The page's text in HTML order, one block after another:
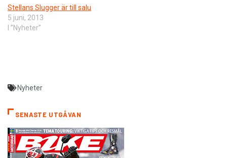
Stellans Slugger är till salu
5 juni, 2013
I ”Nyheter”
Nyheter
SENASTE UTGÅVAN